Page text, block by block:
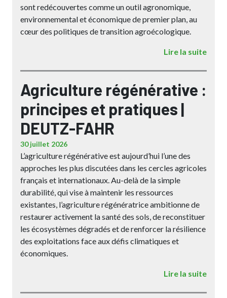
sont redécouvertes comme un outil agronomique,
environnemental et économique de premier plan, au
cœur des politiques de transition agroécologique.
Lire la suite
Agriculture régénérative :
principes et pratiques |
DEUTZ-FAHR
30 juillet 2026
L’agriculture régénérative est aujourd’hui l’une des
approches les plus discutées dans les cercles agricoles
français et internationaux. Au-delà de la simple
durabilité, qui vise à maintenir les ressources
existantes, l’agriculture régénératrice ambitionne de
restaurer activement la santé des sols, de reconstituer
les écosystèmes dégradés et de renforcer la résilience
des exploitations face aux défis climatiques et
économiques.
Lire la suite